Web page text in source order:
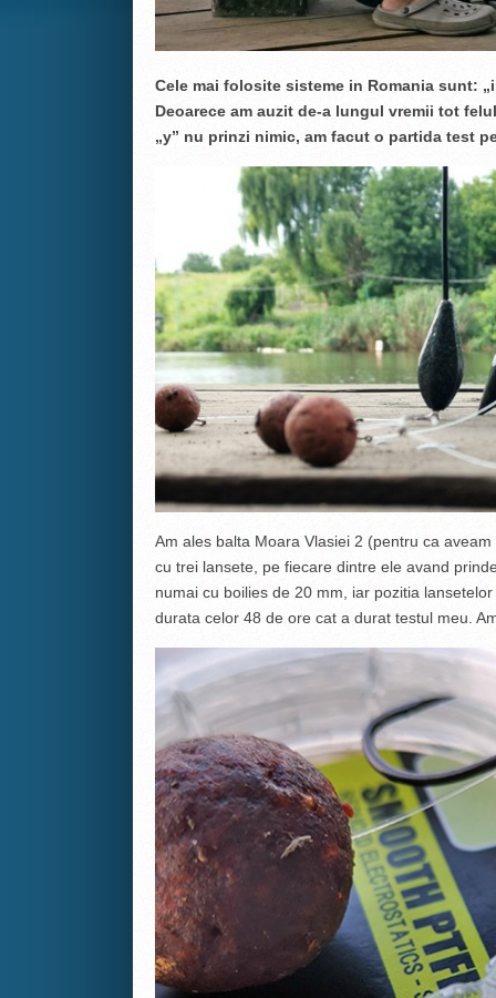
Cele mai folosite sisteme in Romania sunt:
Deoarece am auzit de-a lungul vremii tot
„y” nu prinzi nimic, am facut o partida test
Am ales balta Moara Vlasiei 2 (pentru ca
cu trei lansete, pe fiecare dintre ele avand
numai cu boilies de 20 mm, iar pozitia
durata celor 48 de ore cat a durat testul meu.